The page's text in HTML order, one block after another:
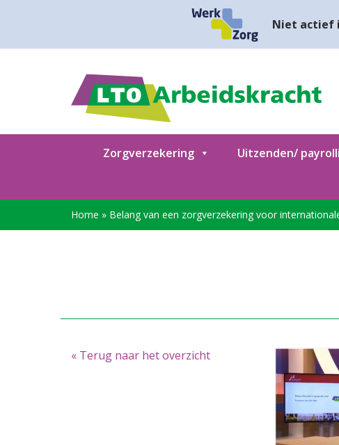
Niet actief
Zorgverzekering Uitzenden/
Home » Belang van een zorgverzekering voor
« Terug naar het overzicht